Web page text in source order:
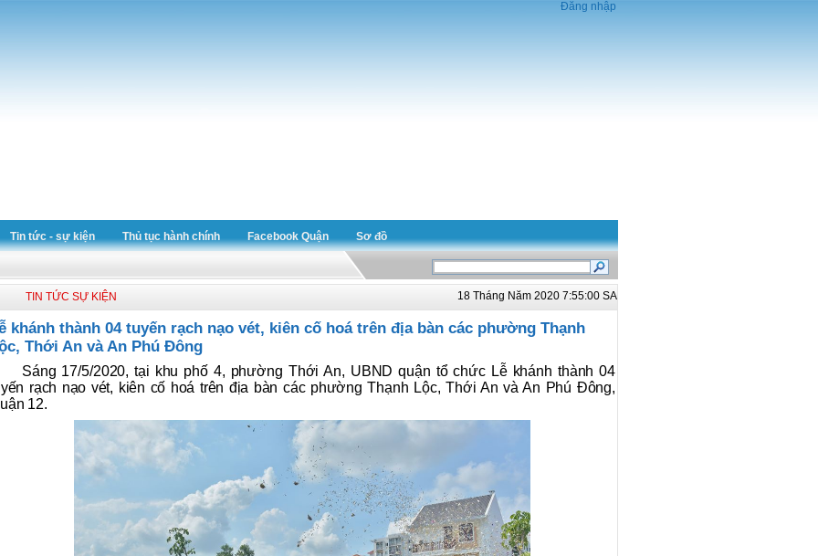
Đăng nhập
Tin tức - sự kiện Thủ tục hành chính Facebook Quận Sơ đồ
TIN TỨC SỰ KIỆN 18 Tháng Năm 2020 7:55:00 SA
khánh thành 04 tuyến rạch nạo vét, kiên cố hoá trên địa bàn các phường Thạnh
Thới An và An Phú Đông
Sáng 17/5/2020, tại khu phố 4, phường Thới An, UBND quận tổ chức Lễ khánh thành 04
rạch nạo vét, kiên cố hoá trên địa bàn các phường Thạnh Lộc, Thới An và An Phú Đông,
12.